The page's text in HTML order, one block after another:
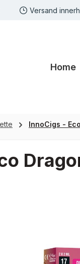
Versand
Home
InnoCigs - Eco